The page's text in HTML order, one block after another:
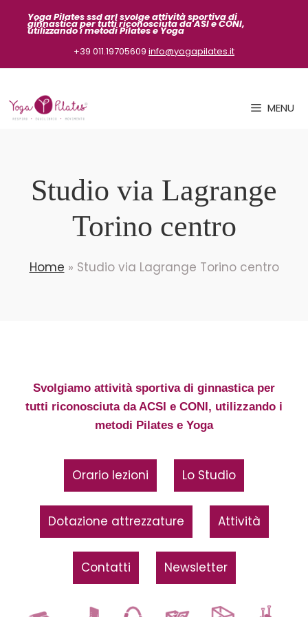
Yoga Pilates ssd arl svolge attività sportivadi
ginnastica per tutti riconosciuta da ASIe CONI,
utilizzando i metodi Pilates e Yoga
+39 011.19705609 info@yogapilates.it
MENU
Studio via Lagrange
Torino centro
Home » Studio via Lagrange Torino centro
Svolgiamo attività sportiva di ginnastica per
tutti riconosciuta da ACSI e CONI, utilizzando i
metodi Pilates e Yoga
Orario lezioni Lo Studio
Dotazione attrezzature Attività
Contatti Newsletter